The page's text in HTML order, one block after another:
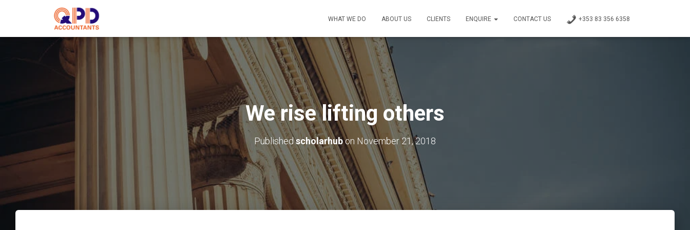
WHAT WE DO ABOUT US CLIENTS ENQUIRE CONTACT US +353 83 356 6358
We rise lifting others
Publishedscholarhubon November 21, 2018